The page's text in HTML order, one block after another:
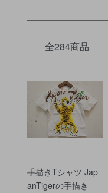
全284商品
手描きTシャツ Jap
anTigerの手描き